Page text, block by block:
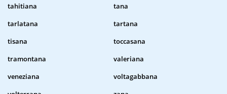
tahitiana
tana
tarlatana
tartana
tisana
toccasana
tramontana
valeriana
veneziana
voltagabbana